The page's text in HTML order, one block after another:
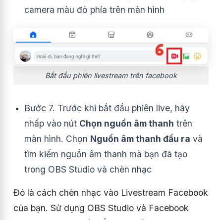
camera màu đỏ phía trên màn hình
Bắt đầu phiên livestream trên facebook
Bước 7. Trước khi bắt đầu phiên live, hãy
nhấp vào nút Chọn nguồn âm thanh trên
màn hình. Chọn Nguồn âm thanh đầu ra và
tìm kiếm nguồn âm thanh mà bạn đã tạo
trong OBS Studio và chèn nhạc
Đó là cách chèn nhạc vào Livestream Facebook
của bạn. Sử dụng OBS Studio và Facebook